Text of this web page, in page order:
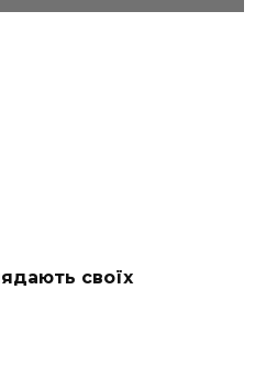
своїх